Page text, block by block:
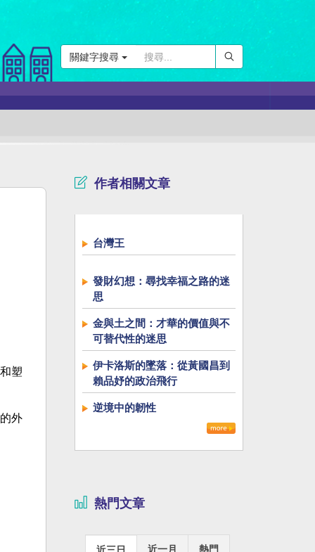
關鍵字搜尋
塑
外
作者相關文章
台灣王
發財幻想：尋找幸福之路的迷
思
金與土之間：才華的價值與不
可替代性的迷思
伊卡洛斯的墜落：從黃國昌到
賴品妤的政治飛行
逆境中的韌性
熱門文章
近一月 熱門